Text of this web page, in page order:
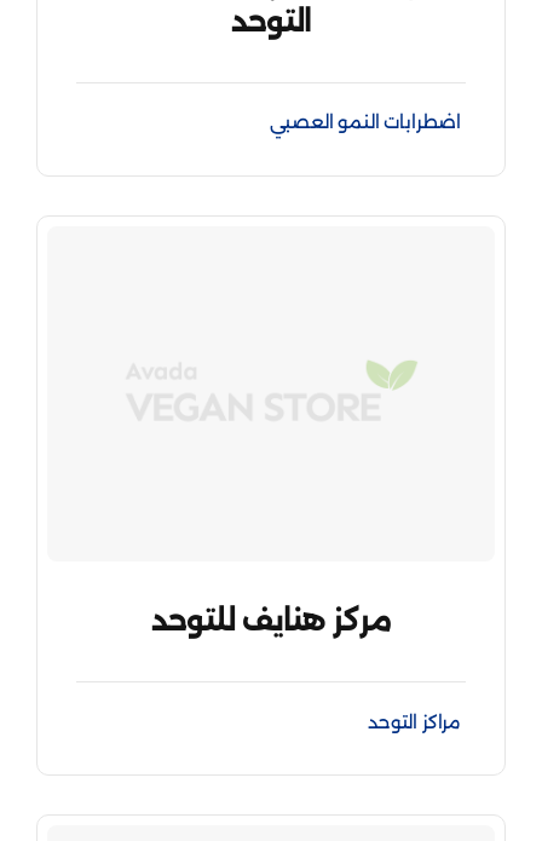
التوحد
اضطرابات النمو العصبي
مركز هنايف للتوحد
مراكز التوحد